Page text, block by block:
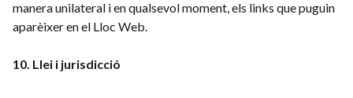
manera unilateral i en qualsevol moment, els links que puguin
aparèixer en el Lloc Web.
10. Llei i jurisdicció